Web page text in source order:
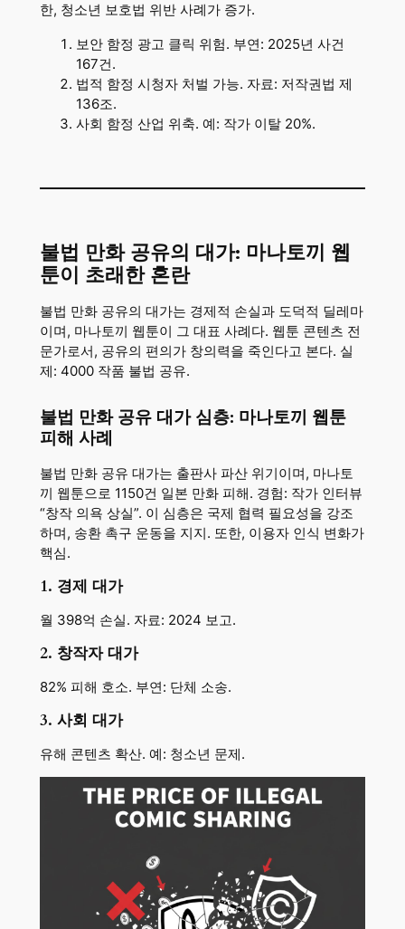
한, 청소년 보호법 위반 사례가 증가.
보안 함정 광고 클릭 위험. 부연: 2025년 사건
167건.
법적 함정 시청자 처벌 가능. 자료: 저작권법 제
136조.
사회 함정 산업 위축. 예: 작가 이탈 20%.
불법 만화 공유의 대가: 마나토끼 웹
툰이 초래한 혼란
불법 만화 공유의 대가는 경제적 손실과 도덕적 딜레마
이며, 마나토끼 웹툰이 그 대표 사례다. 웹툰 콘텐츠 전
문가로서, 공유의 편의가 창의력을 죽인다고 본다. 실
제: 4000 작품 불법 공유.
불법 만화 공유 대가 심층: 마나토끼 웹툰
피해 사례
불법 만화 공유 대가는 출판사 파산 위기이며, 마나토
끼 웹툰으로 1150건 일본 만화 피해. 경험: 작가 인터뷰
“창작 의욕 상실”. 이 심층은 국제 협력 필요성을 강조
하며, 송환 촉구 운동을 지지. 또한, 이용자 인식 변화가
핵심.
1. 경제 대가
월 398억 손실. 자료: 2024 보고.
2. 창작자 대가
82% 피해 호소. 부연: 단체 소송.
3. 사회 대가
유해 콘텐츠 확산. 예: 청소년 문제.